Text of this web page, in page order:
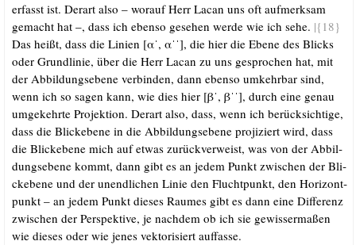
erfasst ist. Der­art also – wor­auf Herr Lacan uns oft auf­merk­sam
gemacht hat –, dass ich eben­so gese­hen wer­de wie ich sehe. |{ 18}
Das heißt, dass die Lini­en [αˈ, αˈˈ], die hier die Ebe­ne des Blicks
oder Grund­li­nie, über die Herr Lacan zu uns gespro­chen hat, mit
der Abbil­dungs­ebe­ne ver­bin­den, dann eben­so umkehr­bar sind,
wenn ich so sagen kann, wie dies hier [βˈ, βˈˈ], durch eine genau
umge­kehr­te Pro­jek­ti­on. Der­art also, dass, wenn ich berück­sich­ti­ge,
dass die Bli­ckebe­ne in die Abbil­dungs­ebe­ne pro­ji­ziert wird, dass
die Bli­ckebe­ne mich auf etwas zurück­ver­weist, was von der Abbil­
dungs­ebe­ne kommt, dann gibt es an jedem Punkt zwi­schen der Bli­
ckebe­ne und der unend­li­chen Linie den Flucht­punkt, den Hori­zont­
punkt – an jedem Punkt die­ses Rau­mes gibt es dann eine Dif­fe­renz
zwi­schen der Per­spek­ti­ve, je nach­dem ob ich sie gewis­ser­ma­ßen
wie die­ses oder wie jenes vek­to­ri­siert auffasse.